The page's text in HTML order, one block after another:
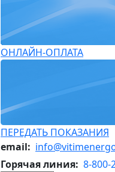
ОНЛАЙН-ОПЛАТА
ПЕРЕДАТЬ ПОКАЗАНИЯ
email:
Горячая линия: 8-800-